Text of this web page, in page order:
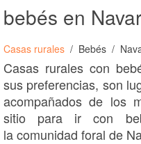
bebés en
Casas rurales Bebés
Casas rurales con
sus preferencias, son
acompañados de los
sitio para ir con
la comunidad foral de